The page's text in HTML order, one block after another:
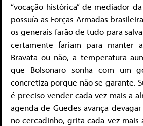
“vocação histórica” de mediador
possuía as Forças Armadas
os generais farão de tudo para
certamente fariam para manter
Bravata ou não, a temperatura
que Bolsonaro sonha com um
concretiza porque não se garante.
é preciso vender cada vez mais a
agenda de Guedes avança
no cercadinho, grita cada vez mais